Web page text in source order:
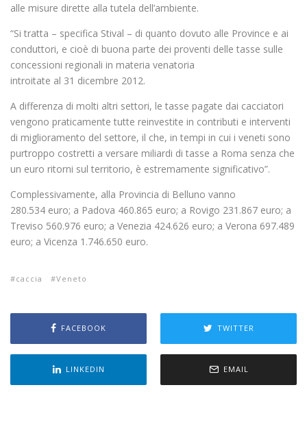
alle misure dirette alla tutela dell’ambiente.
“Si tratta – specifica Stival – di quanto dovuto alle Province e ai
conduttori, e cioè di buona parte dei proventi delle tasse sulle
concessioni regionali in materia venatoria
introitate al 31 dicembre 2012.
A differenza di molti altri settori, le tasse pagate dai cacciatori
vengono praticamente tutte reinvestite in contributi e interventi
di miglioramento del settore, il che, in tempi in cui i veneti sono
purtroppo costretti a versare miliardi di tasse a Roma senza che
un euro ritorni sul territorio, è estremamente significativo”.
Complessivamente, alla Provincia di Belluno vanno
280.534 euro; a Padova 460.865 euro; a Rovigo 231.867 euro; a
Treviso 560.976 euro; a Venezia 424.626 euro; a Verona 697.489
euro; a Vicenza 1.746.650 euro.
caccia Veneto
FACEBOOK TWITTER
LINKEDIN EMAIL